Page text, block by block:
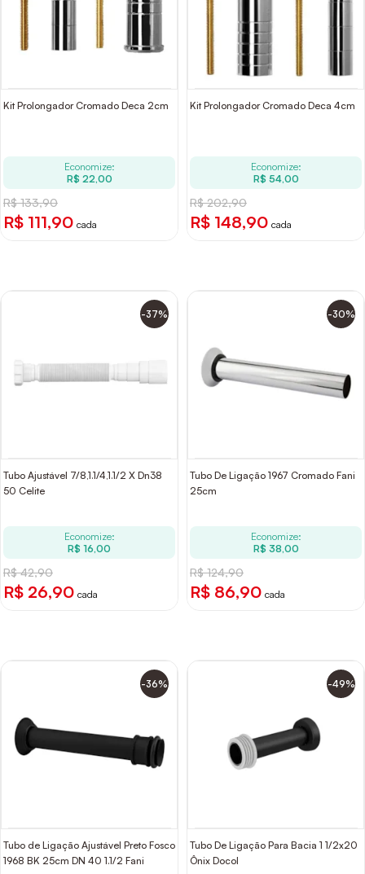
Kit Prolongador Cromado Deca 2cm
Economize:
R$ 22,00
R$ 133,90
R$ 111,90 cada
Kit Prolongador Cromado Deca 4cm
Economize:
R$ 54,00
R$ 202,90
R$ 148,90 cada
-37%
Tubo Ajustável 7/8,1.1/4,1.1/2 X Dn38
50 Celite
Economize:
R$ 16,00
R$ 42,90
R$ 26,90 cada
-30%
Tubo De Ligação 1967 Cromado Fani
25cm
Economize:
R$ 38,00
R$ 124,90
R$ 86,90 cada
-36%
Tubo de Ligação Ajustável Preto Fosco
1968 BK 25cm DN 40 1.1/2 Fani
-49%
Tubo De Ligação Para Bacia 1 1/2x20
Ônix Docol